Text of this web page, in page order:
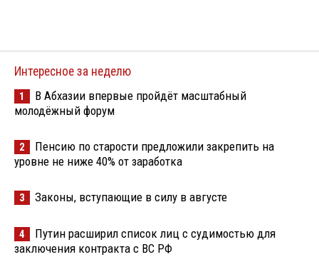
Интересное за неделю
1
В Абхазии впервые пройдёт масштабный
молодёжный форум
2
Пенсию по старости предложили закрепить на
уровне не ниже 40% от заработка
3 Законы, вступающие в силу в августе
4
Путин расширил список лиц с судимостью для
заключения контракта с ВС РФ